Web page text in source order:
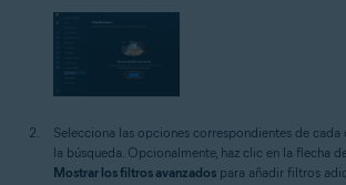
Selecciona las opciones correspondientes de
la búsqueda. Opcionalmente, haz clic en la flecha
Mostrar los filtros avanzados para añadir filtros